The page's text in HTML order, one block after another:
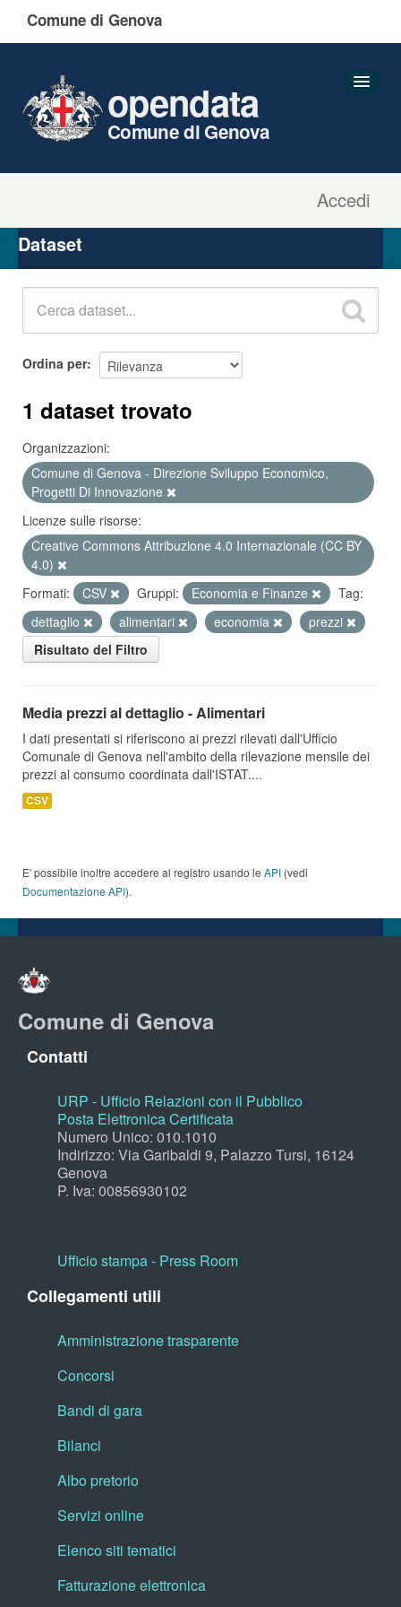
Comune di Genova
Accedi
opendata
Comune di Genova
Organizzazioni
Gruppi
Dataset
Ordina per
1 dataset trovato
Organizzazioni:
Comune di Genova - Direzione Sviluppo Economico,
Progetti Di Innovazione
Licenze sulle risorse:
Creative Commons Attribuzione 4.0 Internazionale (CC BY
4.0)
Formati:
CSV Gruppi: Economia e Finanze
Tag:
dettaglio
alimentari economia
prezzi
Risultato del Filtro
Media prezzi al dettaglio - Alimentari
I dati presentati si riferiscono ai prezzi rilevati dall'Ufficio
Comunale di Genova nell'ambito della rilevazione mensile dei
prezzi al consumo coordinata dall'ISTAT....
CSV
E' possibile inoltre accedere al registro usando le API (vedi
Documentazione API).
Comune di Genova
Contatti
URP - Ufficio Relazioni con il Pubblico
Posta Elettronica Certificata
Numero Unico: 010.1010
Indirizzo: Via Garibaldi 9, Palazzo Tursi, 16124
Genova
P. Iva: 00856930102
Ufficio stampa - Press Room
Collegamenti utili
Amministrazione trasparente
Concorsi
Bandi di gara
Bilanci
Albo pretorio
Servizi online
Elenco siti tematici
Fatturazione elettronica